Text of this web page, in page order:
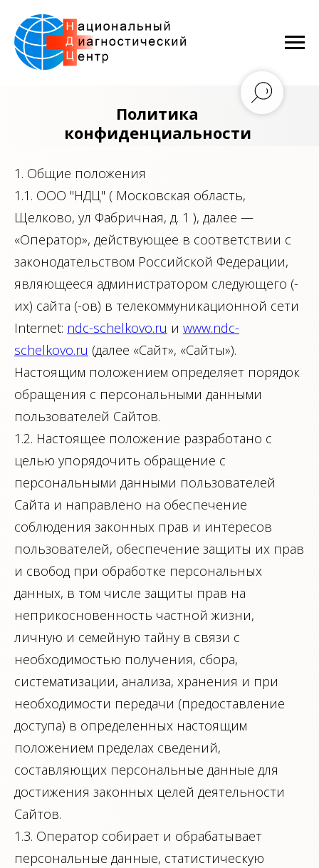
Политика
конфиденциальности
1. Общие положения
1.1. ООО "НДЦ" ( Московская область,
Щелково, ул Фабричная, д. 1 ), далее —
«Оператор», действующее в соответствии с
законодательством Российской Федерации,
являющееся администратором следующего (-
их) сайта (-ов) в телекоммуникационной сети
Internet: ndc-schelkovo.ru и www.ndc-
schelkovo.ru (далее «Сайт», «Сайты»).
Настоящим положением определяет порядок
обращения с персональными данными
пользователей Сайтов.
1.2. Настоящее положение разработано с
целью упорядочить обращение с
персональными данными пользователей
Сайта и направлено на обеспечение
соблюдения законных прав и интересов
пользователей, обеспечение защиты их прав
и свобод при обработке персональных
данных, в том числе защиты прав на
неприкосновенность частной жизни,
личную и семейную тайну в связи с
необходимостью получения, сбора,
систематизации, анализа, хранения и при
необходимости передачи (предоставление
доступа) в определенных настоящим
положением пределах сведений,
составляющих персональные данные для
достижения законных целей деятельности
Сайтов.
1.3. Оператор собирает и обрабатывает
персональные данные, статистическую